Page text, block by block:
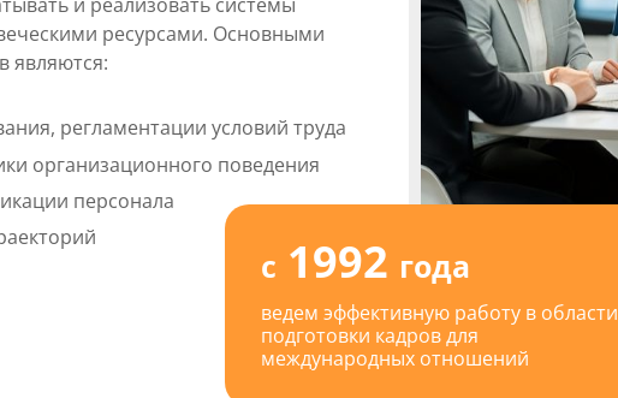
ресурсами. Основными
являются:
регламентации условий труда
организационного поведения
персонала
с 1992 года
ведем эффективную работу в области
подготовки кадров для
международных отношений